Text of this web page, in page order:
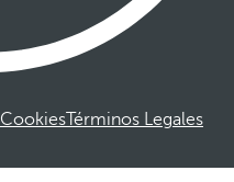
CookiesTérminos Legales